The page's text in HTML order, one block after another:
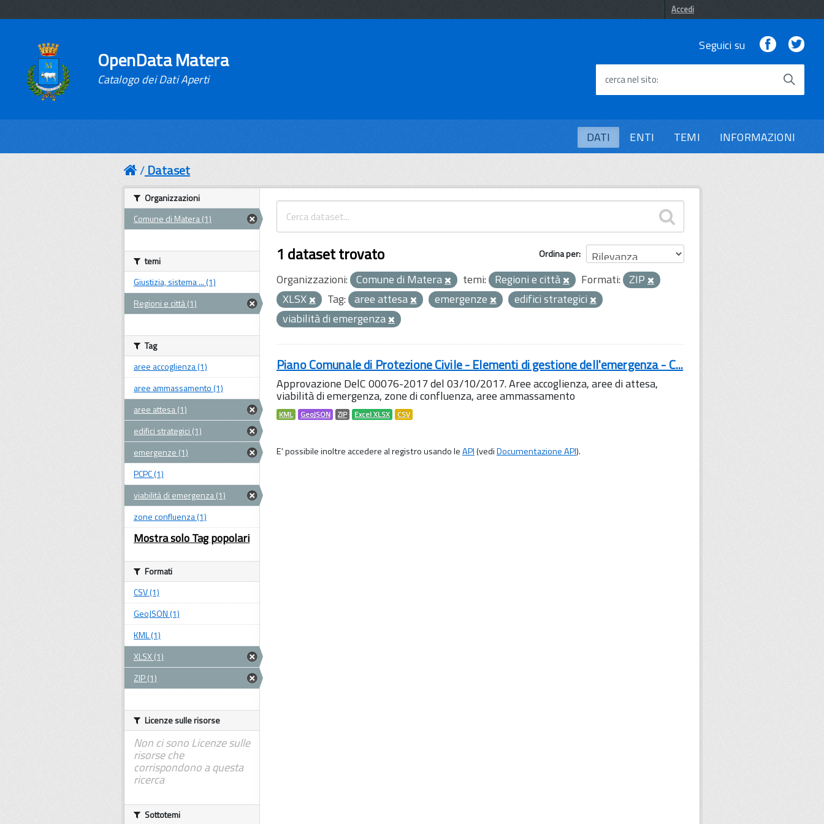
Accedi
OpenData Matera
Catalogo dei Dati Aperti
Seguici su Facebook
cerca nel sito
DATI ENTI TEMI INFORMAZIONI
Dataset
Ordina per
1 dataset trovato
Organizzazioni: Comune di Matera temi: Regioni e città Formati: ZIP
XLSX
Tag: aree attesa emergenze
edifici strategici
viabilità di emergenza
Piano Comunale di Protezione Civile - Elementi di gestione dell'emergenza - C...
Approvazione DelC 00076-2017 del 03/10/2017. Aree accoglienza, aree di attesa,
viabilità di emergenza, zone di confluenza, aree ammassamento
KML GeoJSON ZIP Excel XLSX CSV
E' possibile inoltre accedere al registro usando leAPI(vediDocumentazione API).
Organizzazioni
Comune di Matera (1)
temi
Giustizia, sistema ... (1)
Regioni e città (1)
Tag
aree accoglienza (1)
aree ammassamento (1)
aree attesa (1)
edifici strategici (1)
emergenze (1)
PCPC (1)
viabilità di emergenza (1)
zone confluenza (1)
Mostra solo Tag popolari
Formati
CSV (1)
GeoJSON (1)
KML (1)
XLSX (1)
ZIP (1)
Licenze sulle risorse
Non ci sono Licenze sulle
risorse che
corrispondono a questa
ricerca
Sottotemi